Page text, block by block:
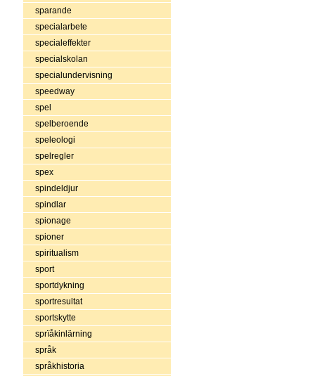
sparande
specialarbete
specialeffekter
specialskolan
specialundervisning
speedway
spel
spelberoende
speleologi
spelregler
spex
spindeldjur
spindlar
spionage
spioner
spiritualism
sport
sportdykning
sportresultat
sportskytte
sprïåkinlärning
språk
språkhistoria